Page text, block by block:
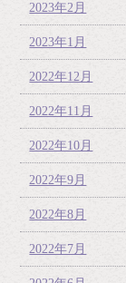
2023年2月
2023年1月
2022年12月
2022年11月
2022年10月
2022年9月
2022年8月
2022年7月